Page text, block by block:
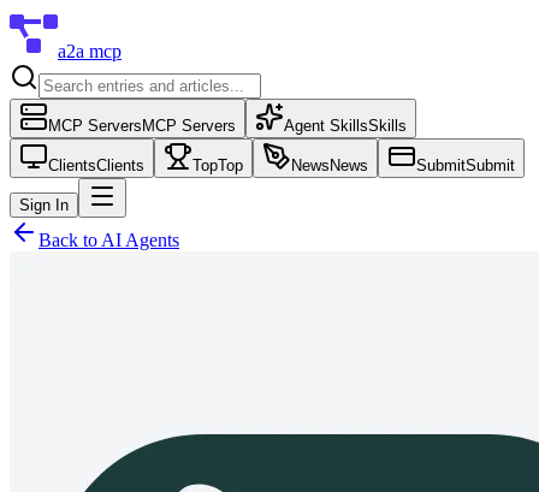
a2a mcp
MCP Servers MCP Servers Agent SkillsSkills
ClientsClients TopTop News News SubmitSubmit
Sign In
Back to AI Agents